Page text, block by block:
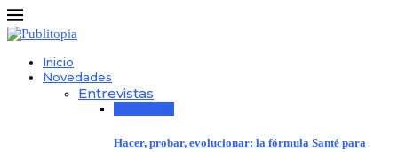
Inicio
Novedades
Entrevistas
Hacer, probar, evolucionar: la fórmula Santé para